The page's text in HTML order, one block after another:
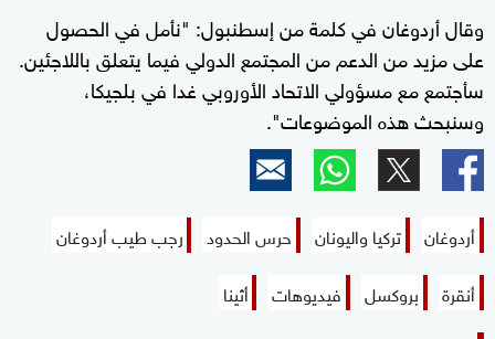
وقال أردوغان في كلمة من إسطنبول: "نأمل في الحصول
على مزيد من الدعم من المجتمع الدولي فيما يتعلق باللاجئين.
سأجتمع مع مسؤولي الاتحاد الأوروبي غدا في بلجيكا،
وسنبحث هذه الموضوعات".
أردوغان تركيا واليونان حرس الحدود
رجب طيب أردوغان
أنقرة
بروكسل فيديوهات أثينا